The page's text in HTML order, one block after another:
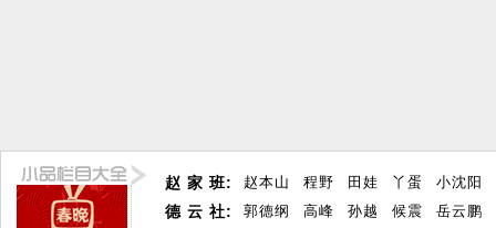
赵 家 班:
德 云 社:
赵本山 程野 田娃 丫蛋
小沈阳
郭德纲
高峰 孙越 候震 岳云鹏